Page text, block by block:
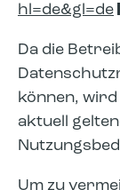
hl=de&gl=de
Da die
können,
aktuell
Um zu